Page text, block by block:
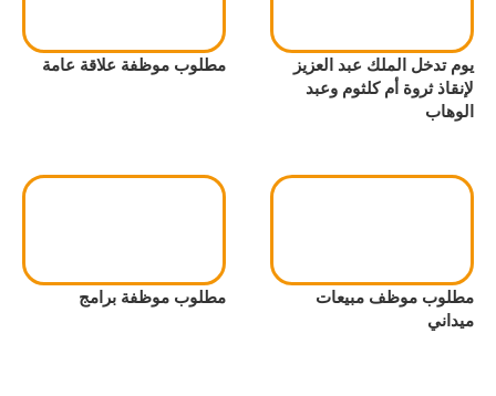
يوم تدخل الملك عبد العزيز
لإنقاذ ثروة أم كلثوم وعبد
الوهاب
مطلوب موظفة علاقة عامة
مطلوب موظف مبيعات
ميداني
مطلوب موظفة برامج